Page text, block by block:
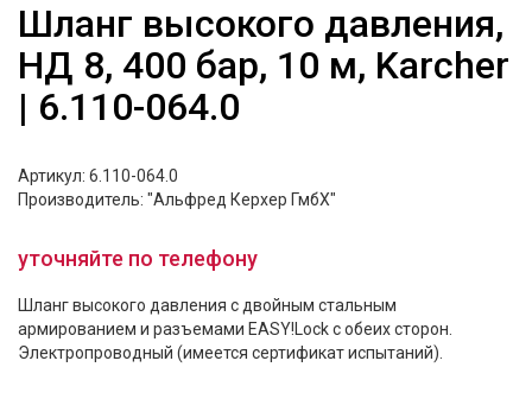
Шланг высокого давления,
НД 8, 400 бар, 10 м, Karcher
| 6.110-064.0
Артикул: 6.110-064.0
Производитель: "Альфред Керхер ГмбХ"
уточняйте по телефону
Шланг высокого давления с двойным стальным
армированием и разъемами EASY!Lock с обеих сторон.
Электропроводный (имеется сертификат испытаний).